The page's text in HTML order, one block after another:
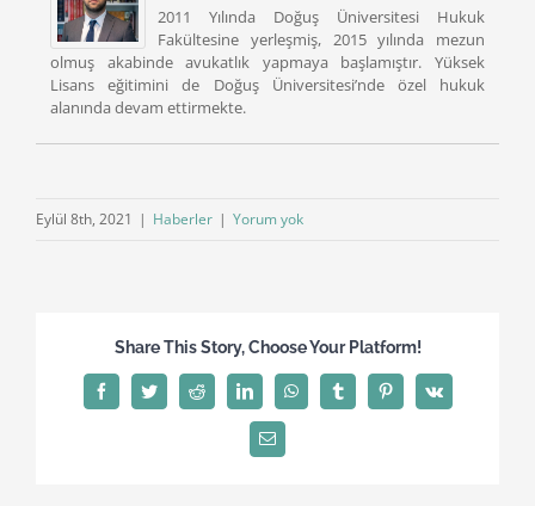
2011 Yılında Doğuş Üniversitesi Hukuk
Fakültesine yerleşmiş, 2015 yılında mezun
olmuş akabinde avukatlık yapmaya başlamıştır. Yüksek
Lisans eğitimini de Doğuş Üniversitesi’nde özel hukuk
alanında devam ettirmekte.
Eylül 8th, 2021 | Haberler | Yorum yok
Share This Story, Choose Your Platform!
FacebookTwitterReddit LinkedInWhatsAppTumblrPinterest
Vk
E-
posta